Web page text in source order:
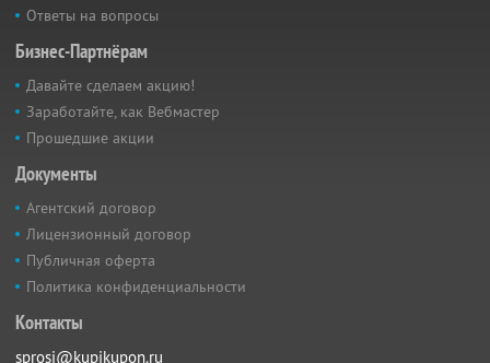
Ответы на вопросы
Бизнес-Партнёрам
Давайте сделаем акцию!
Заработайте, как Вебмастер
Прошедшие акции
Документы
Агентский договор
Лицензионный договор
Публичная оферта
Политика конфиденциальности
Контакты
sprosi@kupikupon.ru